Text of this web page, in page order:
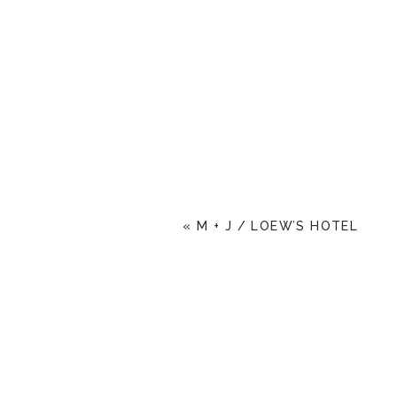
« M + J / LOEW’S HOTEL